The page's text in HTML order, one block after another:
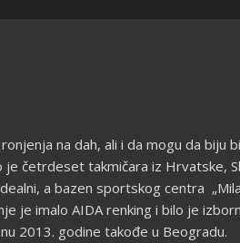
na dah, ali i da mogu da biju
četrdeset takmičara iz Hrvatske,
a bazen sportskog centra
je imalo AIDA renking i bilo je
2013. godine takođe u Beogradu.